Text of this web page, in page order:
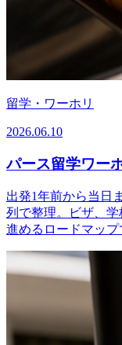
留学・ワーホリ
2026.06.10
パース留学ワー
出発1年前から当日
列で整理。ビザ、学
進めるロードマップ